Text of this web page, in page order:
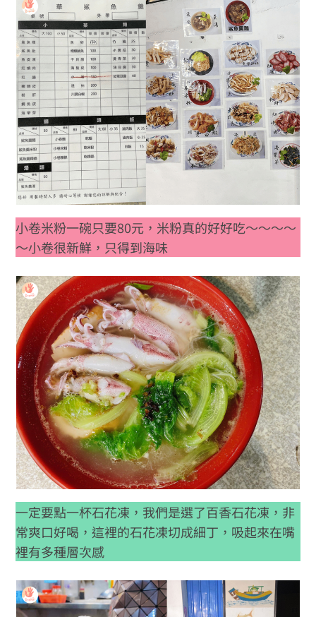
小卷米粉一碗只要80元，米粉真的好好吃～～～～
～小卷很新鮮，只得到海味
一定要點一杯石花凍，我們是選了百香石花凍，非
常爽口好喝，這裡的石花凍切成細丁，吸起來在嘴
裡有多種層次感